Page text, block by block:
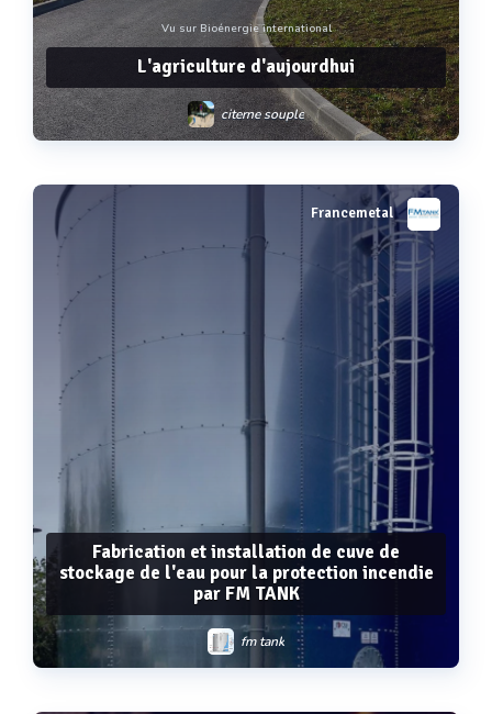
Vu sur Bioénergie international
L'agriculture d'aujourdhui
citerne souple
Francemetal
Fabrication et installation de cuve de
stockage de l'eau pour la protection incendie
par FM TANK
fm tank